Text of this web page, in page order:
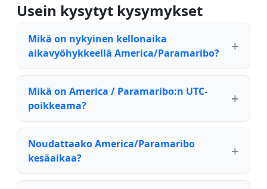
Usein kysytyt kysymykset
Mikä on nykyinen kellonaika
aikavyöhykkeellä America/Paramaribo?
Mikä on America / Paramaribo:n UTC-
poikkeama?
Noudattaako America/Paramaribo
kesäaikaa?